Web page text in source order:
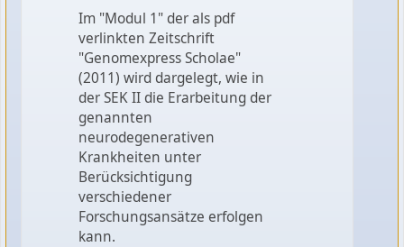
Im "Modul 1" der als pdf
verlinkten Zeitschrift
"Genomexpress Scholae"
(2011) wird dargelegt, wie in
der SEK II die Erarbeitung der
genannten
neurodegenerativen
Krankheiten unter
Berücksichtigung
verschiedener
Forschungsansätze erfolgen
kann.